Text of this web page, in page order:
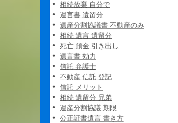
相続放棄 自分で
遺言書 遺留分
遺産分割協議書 不動産のみ
相続 遺言 遺留分
死亡 預金 引き出し
遺言書 効力
信託 弁護士
不動産 信託 登記
信託 メリット
相続 遺留分 兄弟
遺産分割協議 期限
公正証書遺言 書き方